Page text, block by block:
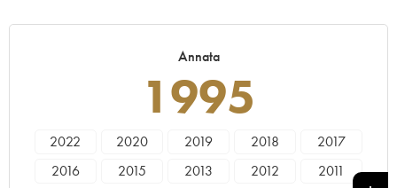
Annata
1995
2022 2020 2019 2018
2017
2016
2015 2013 2012
2011